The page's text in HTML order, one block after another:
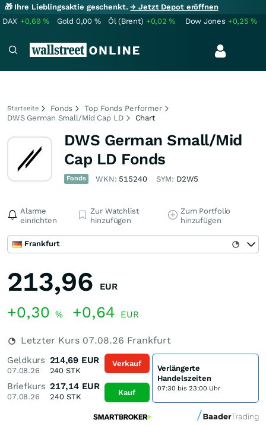
🎁 Ihre Lieblingsaktie geschenkt.→ Jetzt Depot eröffnen
DAX +0,69% Gold 0,00 % Öl (Brent) +0,02% Dow Jones +0,25%
Startseite Fonds
Top Fonds Performer
DWS German Small/Mid Cap LD
Chart
DWS German Small/Mid
Cap LD Fonds
Fonds WKN: 515240 SYM: D2W5
Alarme
einrichten
Zur Watchlist
hinzufügen
Zum Portfolio
hinzufügen
Frankfurt
213,96 EUR
+0,30 % +0,64 EUR
Letzter Kurs 07.08.26 Frankfurt
Geldkurs
07.08.26
214,69 EUR
240 STK
Briefkurs
07.08.26
217,14 EUR
240STK
Verkauf
Kauf
Verlängerte
Handelszeiten
07:30 bis 23:00 Uhr